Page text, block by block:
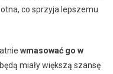
co sprzyja lepszemu
wmasować go w
miały większą szansę